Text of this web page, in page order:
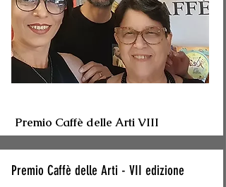
Premio Caffè delle Arti VIII
Premio Caffè delle Arti - VII edizione